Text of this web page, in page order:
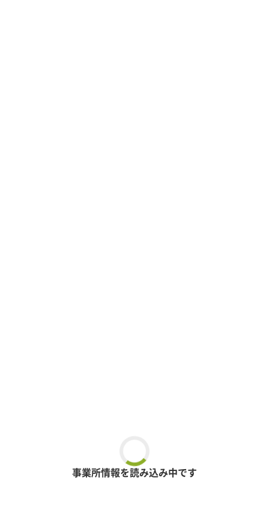
事業所情報を読み込み中です